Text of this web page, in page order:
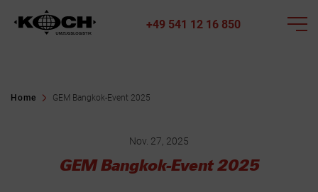
+49 541 12 16 850
Home GEM Bangkok-Event 2025
Nov. 27, 2025
GEM Bangkok-Event 2025